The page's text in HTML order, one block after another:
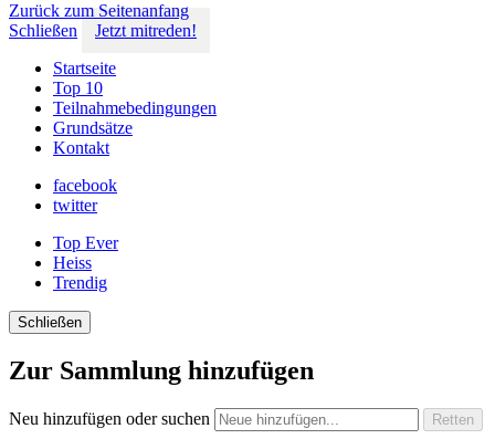
Zurück zum Seitenanfang
Schließen
Jetzt mitreden!
Startseite
Top 10
Teilnahmebedingungen
Grundsätze
Kontakt
facebook
twitter
Top Ever
Heiss
Trendig
Schließen
Zur Sammlung hinzufügen
Neu hinzufügen oder suchen